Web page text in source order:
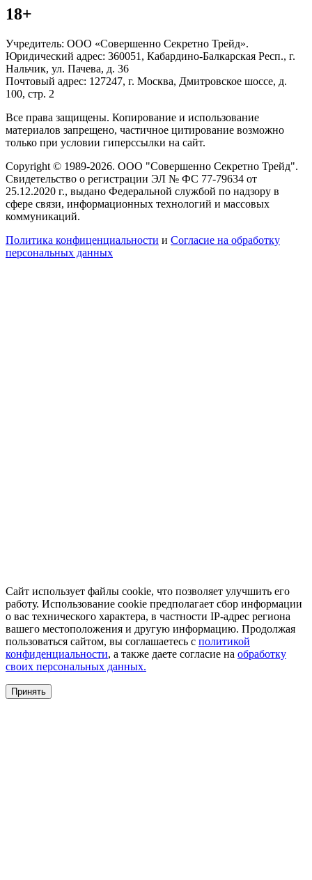
18+
Учредитель: ООО «Совершенно Секретно Трейд».
Юридический адрес: 360051, Кабардино-Балкарская Респ., г.
Нальчик, ул. Пачева, д. 36
Почтовый адрес: 127247, г. Москва, Дмитровское шоссе, д.
100, стр. 2
Все права защищены. Копирование и использование
материалов запрещено, частичное цитирование возможно
только при условии гиперссылки на сайт.
Copyright © 1989-2026. ООО "Совершенно Секретно Трейд".
Свидетельство о регистрации ЭЛ № ФС 77-79634 от
25.12.2020 г., выдано Федеральной службой по надзору в
сфере связи, информационных технологий и массовых
коммуникаций.
Политика конфиценциальности и Согласие на обработку
персональных данных
Сайт использует файлы cookie, что позволяет улучшить его
работу. Использование cookie предполагает сбор информации
о вас технического характера, в частности IP-адрес региона
вашего местоположения и другую информацию. Продолжая
пользоваться сайтом, вы соглашаетесь с политикой
конфиденциальности, а также даете согласие на обработку
своих персональных данных.
Принять